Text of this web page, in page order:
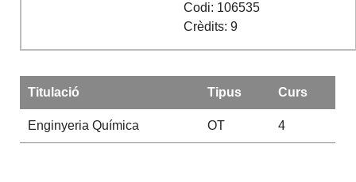
Codi: 106535
Crèdits: 9
Titulació Tipus Curs
Enginyeria Química OT 4